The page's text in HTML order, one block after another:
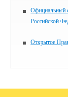
Официальный
Российской
Открытое